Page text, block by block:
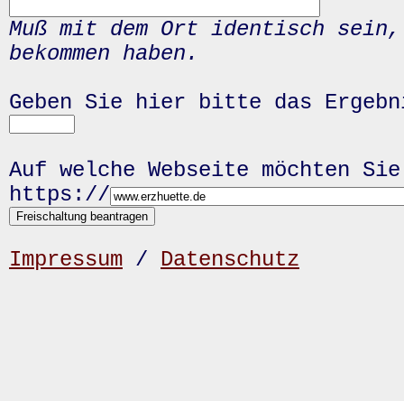
Muß mit dem Ort identisch
bekommen haben.
Geben Sie hier bitte das
Auf welche Webseite möchten
https://
Impressum / Datenschutz